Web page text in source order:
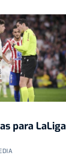
para LaLiga